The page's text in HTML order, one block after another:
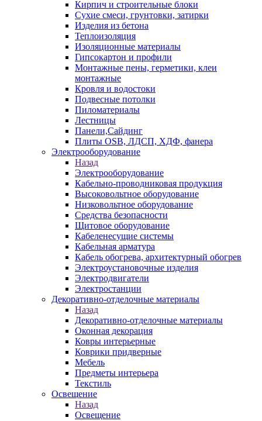
Кирпич и строительные блоки
Сухие смеси, грунтовки, затирки
Изделия из бетона
Теплоизоляция
Изоляционные материалы
Гипсокартон и профили
Монтажные пены, герметики, клеи
монтажные
Кровля и водостоки
Подвесные потолки
Пиломатериалы
Лестницы
Панели,Сайдинг
Плиты OSB, ЛДСП, ХДФ, фанера
Электрооборудование
Назад
Электрооборудование
Кабельно-проводниковая продукция
Высоковольтное оборудование
Низковольтное оборудование
Средства безопасности
Щитовое оборудование
Кабеленесущие системы
Кабельная арматура
Кабель обогрева, архитектурный обогрев
Электроустановочные изделия
Электродвигатели
Электростанции
Декоративно-отделочные материалы
Назад
Декоративно-отделочные материалы
Оконная декорация
Ковры интерьерные
Коврики придверные
Мебель
Предметы интерьера
Текстиль
Освещение
Назад
Освещение